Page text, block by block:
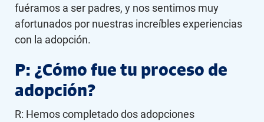
fuéramos a ser padres, y nos sentimos muy
afortunados por nuestras increíbles experiencias
con la adopción.
P: ¿Cómo fue tu proceso de
adopción?
R: Hemos completado dos adopciones